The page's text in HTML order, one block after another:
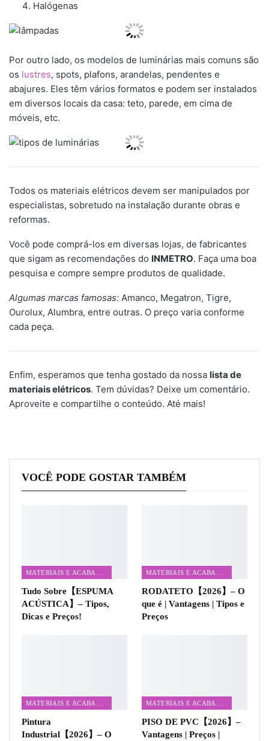
Halógenas
Por outro lado, os modelos de luminárias mais comuns são
os lustres, spots, plafons, arandelas, pendentes e
abajures. Eles têm vários formatos e podem ser instalados
em diversos locais da casa: teto, parede, em cima de
móveis, etc.
Todos os materiais elétricos devem ser manipulados por
especialistas, sobretudo na instalação durante obras e
reformas.
Você pode comprá-los em diversas lojas, de fabricantes
que sigam as recomendações do INMETRO. Faça uma boa
pesquisa e compre sempre produtos de qualidade.
Algumas marcas famosas: Amanco, Megatron, Tigre,
Ourolux, Alumbra, entre outras. O preço varia conforme
cada peça.
Enfim, esperamos que tenha gostado da nossa lista de
materiais elétricos. Tem dúvidas? Deixe um comentário.
Aproveite e compartilhe o conteúdo. Até mais!
VOCÊ PODE GOSTAR TAMBÉM
Tudo Sobre【ESPUMA
ACÚSTICA】– Tipos,
Dicas e Preços!
RODATETO【2026】– O
que é | Vantagens | Tipos e
Preços
Pintura
Industrial【2026】– O
PISO DE PVC【2026】–
Vantagens | Preços |